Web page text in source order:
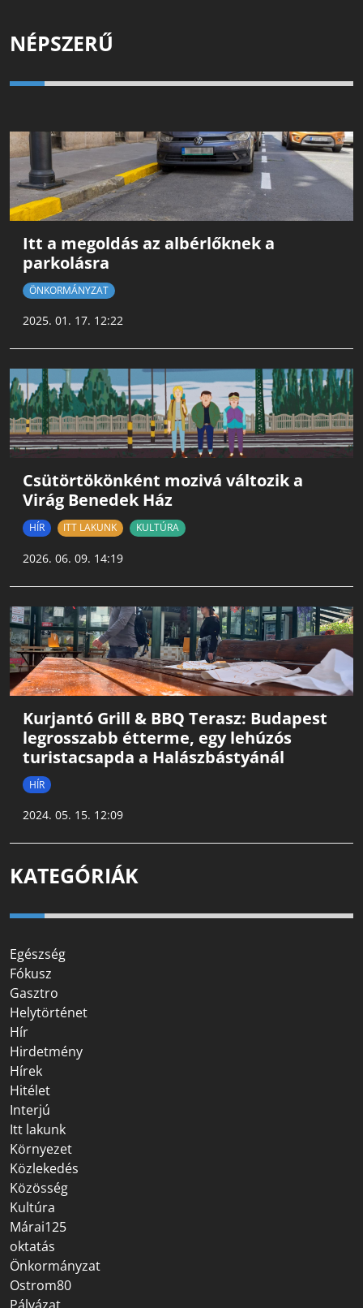
NÉPSZERŰ
Itt a megoldás az albérlőknek a
parkolásra
ÖNKORMÁNYZAT
2025. 01. 17. 12:22
Csütörtökönként mozivá változik a
Virág Benedek Ház
HÍR ITT LAKUNK KULTÚRA
2026. 06. 09. 14:19
Kurjantó Grill & BBQ Terasz: Budapest
legrosszabb étterme, egy lehúzós
turistacsapda a Halászbástyánál
HÍR
2024. 05. 15. 12:09
KATEGÓRIÁK
Egészség
Fókusz
Gasztro
Helytörténet
Hír
Hirdetmény
Hírek
Hitélet
Interjú
Itt lakunk
Környezet
Közlekedés
Közösség
Kultúra
Márai125
oktatás
Önkormányzat
Ostrom80